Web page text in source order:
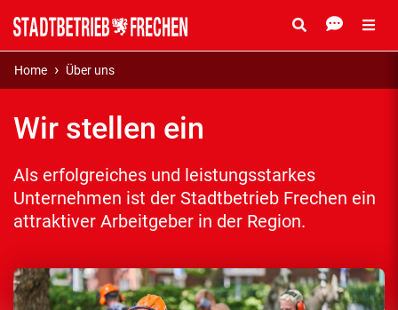
Home Über uns
Wir stellen ein
Als erfolgreiches und leistungsstarkes
Unternehmen ist der Stadtbetrieb Frechen ein
attraktiver Arbeitgeber in der Region.